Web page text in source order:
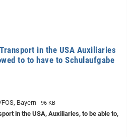
in the USA Auxiliaries
to to have to Schulaufgabe
Bayern 96 KB
in the USA, Auxiliaries, to be able to,